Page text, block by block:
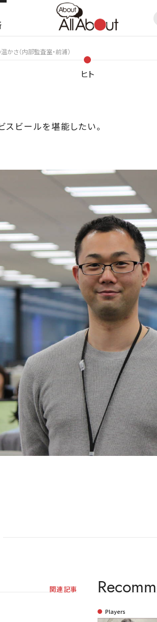
さ（内部監査室・前浦）
ヒト
ビールを堪能したい。
関連記事
Players